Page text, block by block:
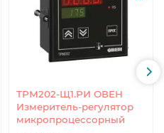
ТРМ202-Щ1.РИ ОВЕН
Измеритель-регулятор
микропроцессорный